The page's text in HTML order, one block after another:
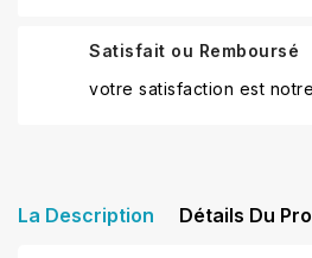
Satisfait ou Remboursé
votre satisfaction est
La Description Détails Du